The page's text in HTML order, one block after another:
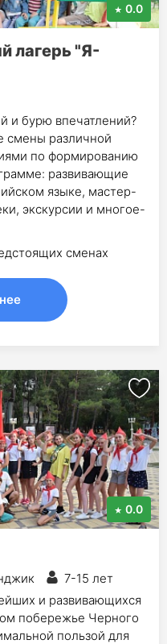
0.0
лагерь "Я-
и бурю впечатлений?
смены различной
по формированию
развивающие
языке, мастер-
экскурсии и многое-
сменах
0.0
7-15 лет
и развивающихся
побережье Черного
пользой для